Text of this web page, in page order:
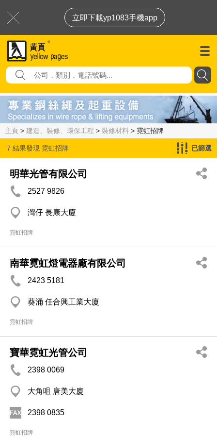
立即下載yp1083手機app
主頁 > 建造、裝修、環保工程 > 裝修材料 > 霓虹招牌
7 結果發現 霓虹招牌 已篩選
明華光管有限公司
2527 9826
灣仔 長康大廈
霓虹招牌
南華霓虹燈電器廠有限公司
2423 5181
葵涌 任合興工業大廈
霓虹招牌
寶華霓虹光管公司
2398 0069
大角咀 唐美大廈
2398 0835
霓虹招牌